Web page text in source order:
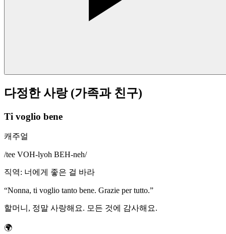
다정한 사랑 (가족과 친구)
Ti voglio bene
캐주얼
/tee VOH-lyoh BEH-neh/
직역: 너에게 좋은 걸 바라
“Nonna, ti voglio tanto bene. Grazie per tutto.”
할머니, 정말 사랑해요. 모든 것에 감사해요.
🌍